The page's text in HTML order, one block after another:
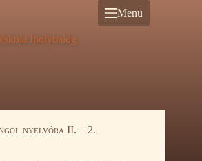
Menü
nyelvóra II. – 2.